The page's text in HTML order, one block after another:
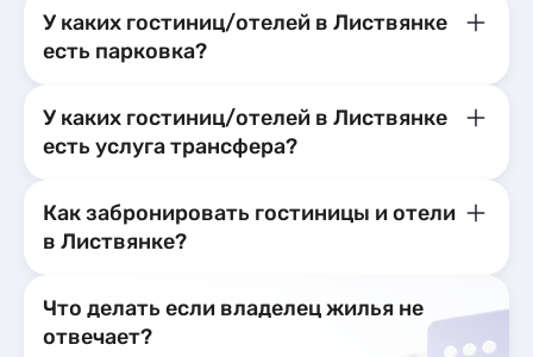
У каких гостиниц/отелей в Листвянке
есть парковка?
У каких гостиниц/отелей в Листвянке
есть услуга трансфера?
Как забронировать гостиницы и отели
в Листвянке?
Что делать если владелец жилья не
отвечает?